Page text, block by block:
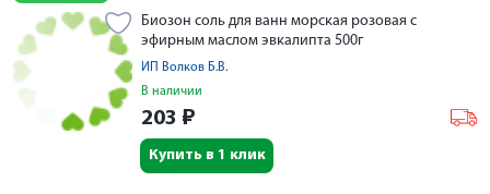
Биозон соль для ванн морская розовая с
эфирным маслом эвкалипта 500г
ИП Волков Б.В.
В наличии
203 ₽
Купить в 1 клик